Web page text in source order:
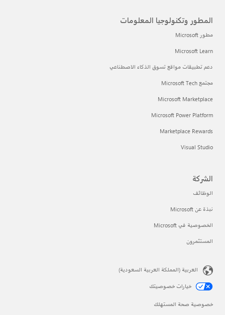
المطور وتكنولوجيا المعلومات
مطور Microsoft
Microsoft Learn
دعم تطبيقات مواقع تسوق الذكاء الاصطناعي
مجتمع Microsoft Tech
Microsoft Marketplace
Microsoft Power Platform
Marketplace Rewards
Visual Studio
الشركة
الوظائف
نبذة عن Microsoft
الخصوصية في Microsoft
المستثمرون
العربية (المملكة العربية السعودية)
خيارات خصوصيتك
خصوصية صحة المستهلك